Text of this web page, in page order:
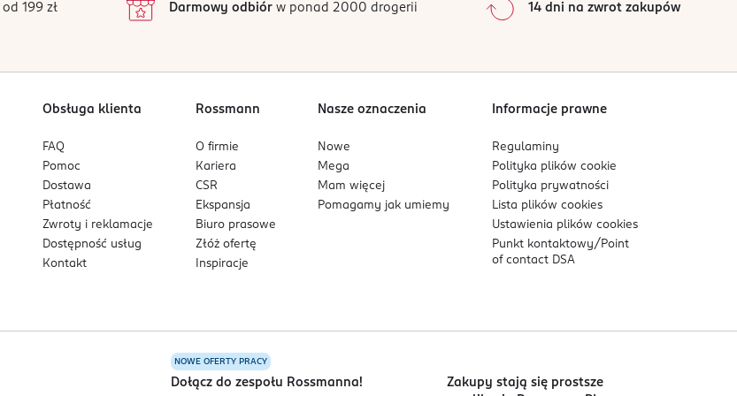
1
0%
Sortowanie wgdata: od najnowszej
od 199 zł Darmowy odbiórw ponad 2000 drogerii 14 dni na zwrot zakupów
Obsługa klienta
FAQ
Pomoc
Dostawa
Płatność
Zwroty i reklamacje
Dostępność usług
Kontakt
Rossmann
O firmie
Kariera
CSR
Ekspansja
Biuro prasowe
Złóż ofertę
Inspiracje
Nasze oznaczenia
Nowe
Mega
Mam więcej
Pomagamy jak umiemy
Informacje prawne
Regulaminy
Polityka plikówcookie
Polityka prywatności
Lista plikówcookies
Ustawienia plikówcookies
Punkt kontaktowy/ Point
of contact DSA
NOWE OFERTY PRACY
Dołącz do zespołu Rossmanna!
Zakupy stają się prostsze